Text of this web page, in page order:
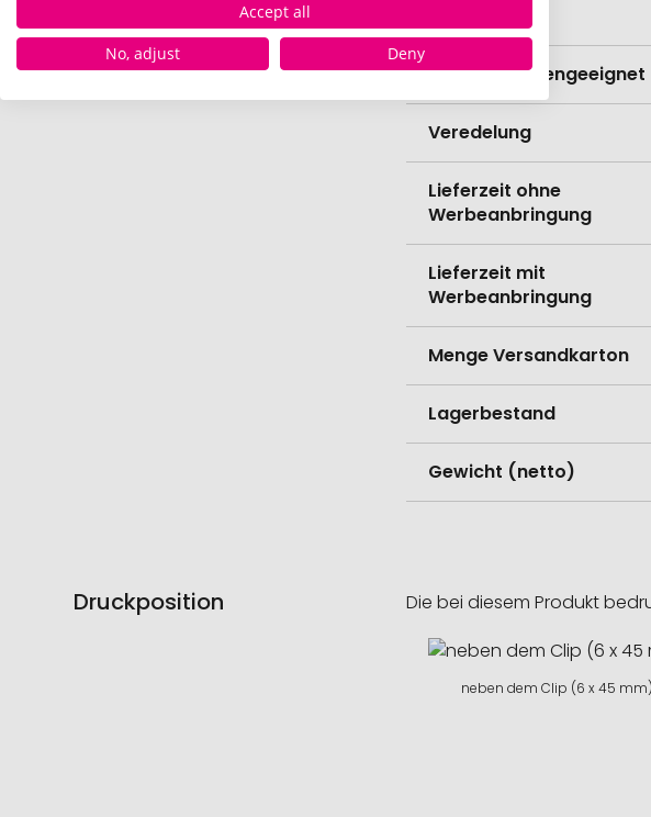
Spülmaschinengeeignet
Veredelung
Lieferzeit ohne
Werbeanbringung
Lieferzeit mit
Werbeanbringung
Menge Versandkarton
Lagerbestand
Gewicht (netto)
Druckposition Die bei diesem Produkt
neben dem Clip (6 x 45 mm)
Accept all
No, adjust
Deny